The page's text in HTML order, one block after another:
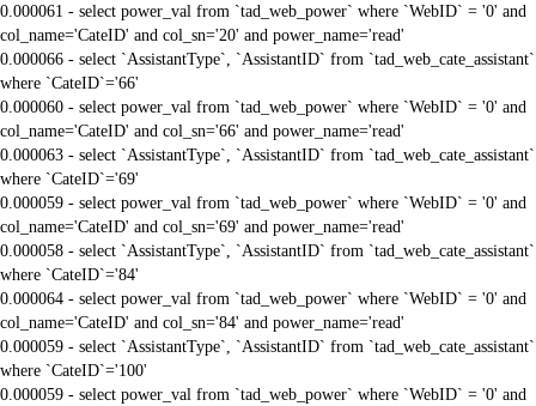
0.000061 - select power_val from `tad_web_power` where `WebID` = '0' and
col_name='CateID' and col_sn='20' and power_name='read'
0.000066 - select `AssistantType`, `AssistantID` from `tad_web_cate_assistant`
where `CateID`='66'
0.000060 - select power_val from `tad_web_power` where `WebID` = '0' and
col_name='CateID' and col_sn='66' and power_name='read'
0.000063 - select `AssistantType`, `AssistantID` from `tad_web_cate_assistant`
where `CateID`='69'
0.000059 - select power_val from `tad_web_power` where `WebID` = '0' and
col_name='CateID' and col_sn='69' and power_name='read'
0.000058 - select `AssistantType`, `AssistantID` from `tad_web_cate_assistant`
where `CateID`='84'
0.000064 - select power_val from `tad_web_power` where `WebID` = '0' and
col_name='CateID' and col_sn='84' and power_name='read'
0.000059 - select `AssistantType`, `AssistantID` from `tad_web_cate_assistant`
where `CateID`='100'
0.000059 - select power_val from `tad_web_power` where `WebID` = '0' and